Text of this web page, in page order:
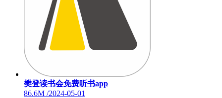
樊登读书会免费听书app
86.6M /2024-05-01